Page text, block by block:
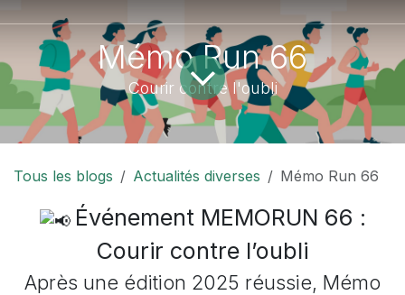
Mémo Run 66
Courir contre l'oubli
Tous les blogs Actualités diverses Mémo Run 66
Événement MEMORUN 66 :
Courir contre l’oubli
Après une édition 2025 réussie, Mémo